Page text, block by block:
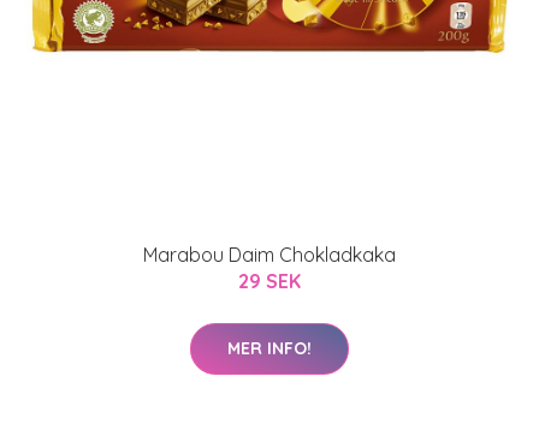
Marabou Daim Chokladkaka
29 SEK
MER INFO!